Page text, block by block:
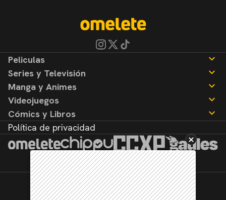
Peliculas
Noticias
Reseñas
Series y Televisión
Noticias
Reseñas
Manga y Animes
Noticias
Reseñas
Videojuegos
Noticias
Reseñas
Cómics y Libros
Noticias
Reseñas
Política de privacidad
©2026. Todos los derechos reservados.